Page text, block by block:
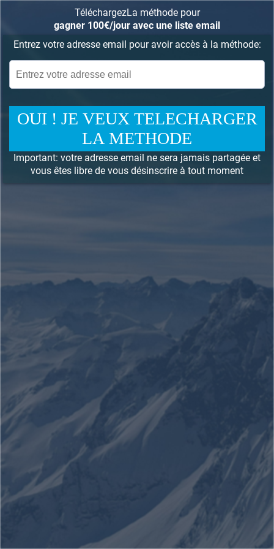
TéléchargezLa méthode pour
gagner 100€/jour avec une liste email
Entrez votre adresse email pour avoir accès à la méthode:
OUI ! JE VEUX TELECHARGER
LA METHODE
Important: votre adresse email ne sera jamais partagée et
vous êtes libre de vous désinscrire à tout moment